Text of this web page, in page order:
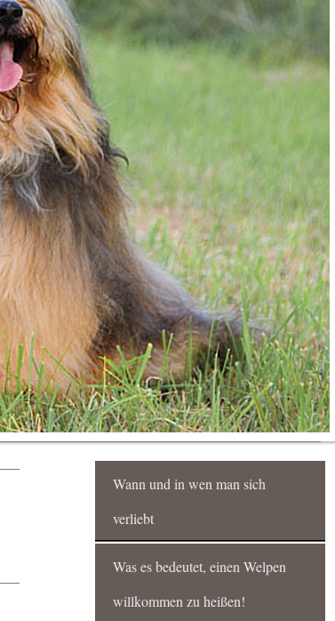
Wann und in wen man sich
verliebt
Was es bedeutet, einen Welpen
willkommen zu heißen!